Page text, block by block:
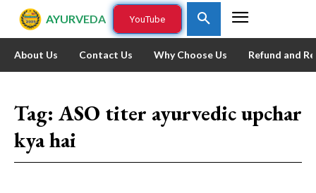
AYURVEDA YouTube
About Us Contact Us Why Choose Us Refund and
Tag: ASO titer ayurvedic upchar
kya hai